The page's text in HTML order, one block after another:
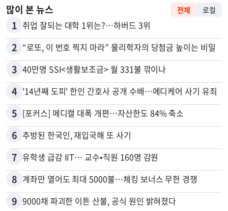
많이 본 뉴스 전체 로컬
1 취업 잘되는 대학 1위는?…하버드 3위
2 “로또, 이 번호 찍지 마라” 물리학자의 당첨금 높이는 비밀
3 40만명 SSI<생활보조금> 월 331불 깎이나
4 '14년째 도피' 한인 간호사 공개 수배…메디케어 사기 유죄
5 [포커스] 메디캘 대폭 개편…자산한도 84% 축소
6 추방된 한국인, 재입국해 또 사기
7 유학생 급감 IIT… 교수•직원 160명 감원
8 계좌만 열어도 최대 5000불…체킹 보너스 무한 경쟁
9 9000채 파괴한 이튼 산불, 공식 원인 밝혀졌다